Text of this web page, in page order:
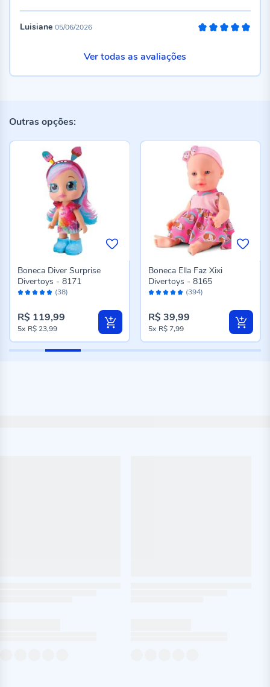
Luisiane 05/06/2026
Ver todas as avaliações
Outras opções:
Avaliação: (38)
Boneca Diver Surprise
Divertoys - 8171
R$ 119,99
5x R$ 23,99
Avaliação: (394)
Boneca Ella Faz Xixi
Divertoys - 8165
R$ 39,99
5x R$ 7,99